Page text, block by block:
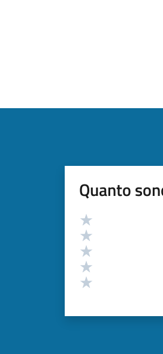
Quanto
Valutazione